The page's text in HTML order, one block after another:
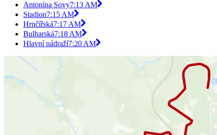
Antonína Sovy7:13 AM
Stadion7:15 AM
Hrnčířská7:17 AM
Bulharská7:18 AM
Hlavní nádraží7:20 AM